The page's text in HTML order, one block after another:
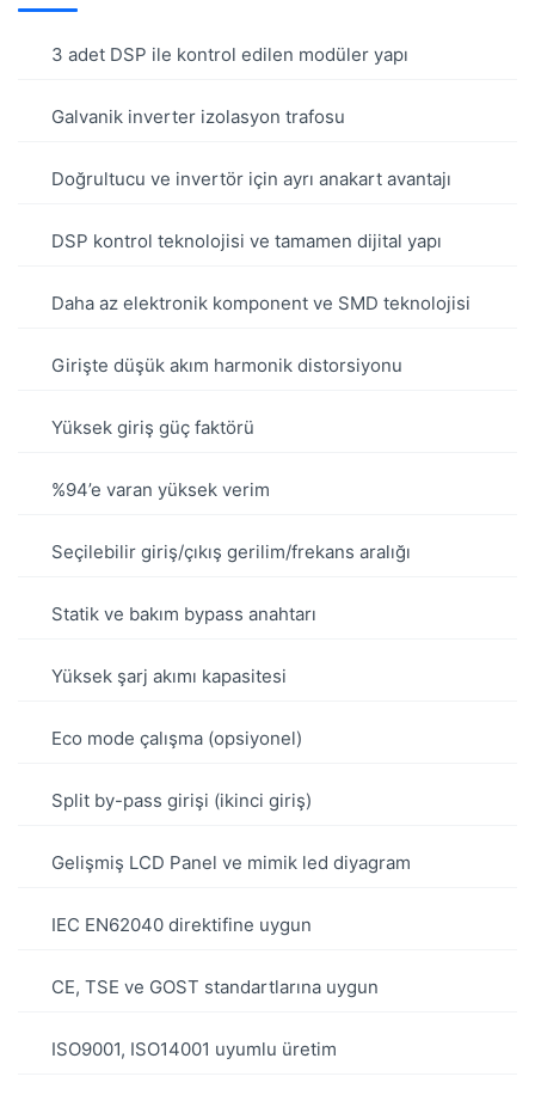
3 adet DSP ile kontrol edilen modüler yapı
Galvanik inverter izolasyon trafosu
Doğrultucu ve invertör için ayrı anakart avantajı
DSP kontrol teknolojisi ve tamamen dijital yapı
Daha az elektronik komponent ve SMD teknolojisi
Girişte düşük akım harmonik distorsiyonu
Yüksek giriş güç faktörü
%94’e varan yüksek verim
Seçilebilir giriş/çıkış gerilim/frekans aralığı
Statik ve bakım bypass anahtarı
Yüksek şarj akımı kapasitesi
Eco mode çalışma (opsiyonel)
Split by-pass girişi (ikinci giriş)
Gelişmiş LCD Panel ve mimik led diyagram
IEC EN62040 direktifine uygun
CE, TSE ve GOST standartlarına uygun
ISO9001, ISO14001 uyumlu üretim